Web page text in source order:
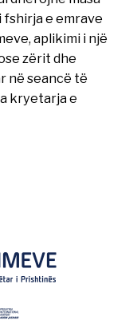
e emrave
aplikimi i një
zërit dhe
në seancë të
kryetarja e